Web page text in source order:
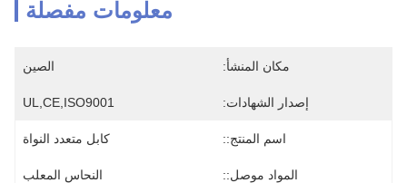
معلومات مفصلة
مكان المنشأ: الصين
إصدار الشهادات: UL,CE,ISO9001
اسم المنتج:: كابل متعدد النواة
المواد موصل:: النحاس المعلب